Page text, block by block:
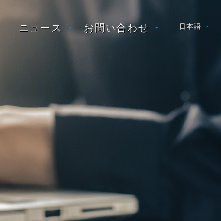
ニュース お問い合わせ 日本語